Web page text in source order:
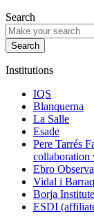
Search
Institutions
IQS
Blanquerna
La Salle
Esade
Pere Tarrés
collaboration
Ebro
Vidal i
Borja
ESDI